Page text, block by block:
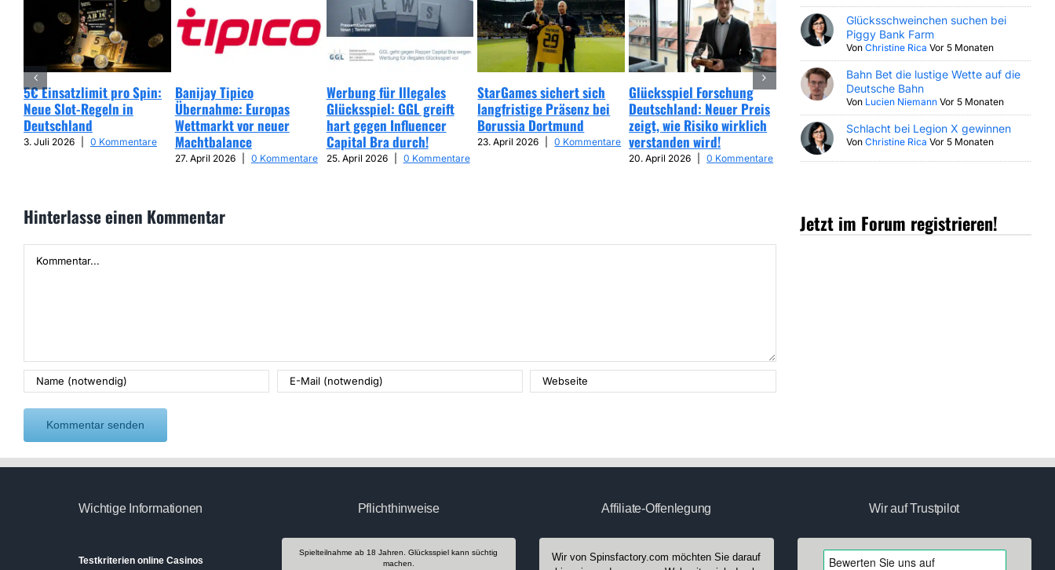
5€ Einsatzlimit pro Spin:
Neue Slot-Regeln in
Deutschland
3. Juli 2026 0 Kommentare
Banijay Tipico
Übernahme: Europas
Wettmarkt vor neuer
Machtbalance
27. April 2026 0 Kommentare
Werbung für Illegales
Glücksspiel: GGL greift
hart gegen Influencer
Capital Bra durch!
25. April 2026 0 Kommentare
StarGames sichert sich
langfristige Präsenz bei
Borussia Dortmund
23. April 2026 0 Kommentare
Glücksspiel Forschung
Deutschland: Neuer Preis
zeigt, wie Risiko wirklich
verstanden wird!
20. April 2026 0 Kommentare
EuGH Online Glücksspiel
Urteil sorgt für Klarheit
bei Rückerstattungen!
20. April 2026 | 0 Kommentare
Champion 2026:
unterstreicht digitale
Dominanz!
15. April 2026 | 0
Hinterlasse einen Kommentar
Glücksschweinchen suchen bei
Piggy Bank Farm
VonChristine Rica Vor 5 Monaten
Bahn Bet die lustige Wette auf die
Deutsche Bahn
Von Lucien Niemann Vor 5 Monaten
Schlacht bei Legion X gewinnen
VonChristine Rica Vor 5 Monaten
Jetzt im Forum registrieren!
Wichtige Informationen
Testkriterien online Casinos
Pflichthinweise
Spielteilnahme ab 18 Jahren. Glücksspiel kann süchtig
machen.
Affiliate-Offenlegung
Wir von Spinsfactory.com möchten Sie darauf
Wir auf Trustpilot